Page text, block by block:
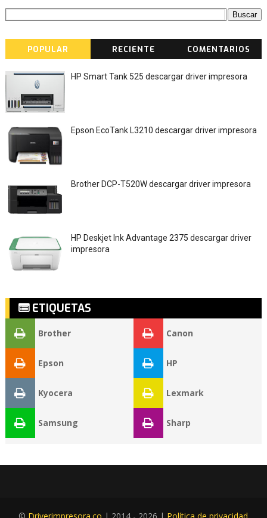
POPULAR RECIENTE COMENTARIOS
HP Smart Tank 525 descargar driver impresora
Epson EcoTank L3210 descargar driver impresora
Brother DCP-T520W descargar driver impresora
HP Deskjet Ink Advantage 2375 descargar driver
impresora
ETIQUETAS
Brother Canon
Epson HP
Kyocera Lexmark
Samsung Sharp